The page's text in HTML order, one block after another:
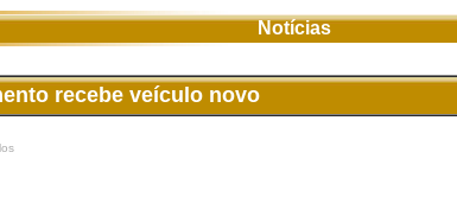
Notícias
recebe veículo novo